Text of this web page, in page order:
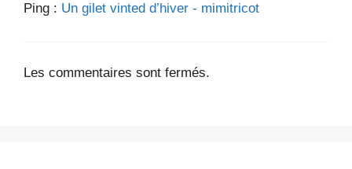
Ping : Un gilet vinted d’hiver - mimitricot
Les commentaires sont fermés.